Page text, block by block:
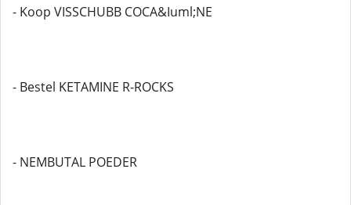
- Koop VISSCHUBB COCA&Iuml;NE
- Bestel KETAMINE R-ROCKS
- NEMBUTAL POEDER